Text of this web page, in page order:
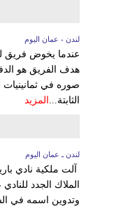
لندن - عمان اليوم
عندما يخوض فريق
هدف الفريق هو
صوره في ثمانينيات
الثابتة... المزيد
لندن ـ عمان اليوم
آلت ملكية نادي
الملاك الجدد
وتدوين اسمه في